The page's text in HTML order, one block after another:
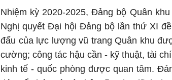
Nhiệm kỳ 2020-2025, Đảng bộ Quân
Nghị quyết Đại hội Đảng bộ lần thứ XI
đấu của lực lượng vũ trang Quân khu
cường; công tác hậu cần - kỹ thuật, tài
kinh tế - quốc phòng được quan tâm.